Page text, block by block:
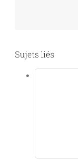
Sujets liés